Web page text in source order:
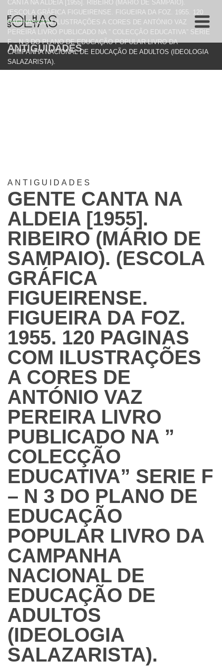
ANTIGUIDADES
CANTA NA ALDEIA [1955]. RIBEIRO (MÁRIO DE SAMPAIO).
(ESCOLA GRÁFICA FIGUEIRENSE. FIGUEIRA DA FOZ. 1955. 120
PAGINAS COM ILUSTRAÇÕES A CORES DE ANTÓNIO VAZ
PEREIRA LIVRO PUBLICADO NA ” COLECÇÃO EDUCATIVA” SERIE
F – N 3 DO PLANO DE EDUCAÇÃO POPULAR LIVRO DA
CAMPANHA NACIONAL DE EDUCAÇÃO DE ADULTOS (IDEOLOGIA
SALAZARISTA).
ANTIGUIDADES
GENTE CANTA NA
ALDEIA [1955].
RIBEIRO (MÁRIO DE
SAMPAIO). (ESCOLA
GRÁFICA
FIGUEIRENSE.
FIGUEIRA DA FOZ.
1955. 120 PAGINAS
COM ILUSTRAÇÕES
A CORES DE
ANTÓNIO VAZ
PEREIRA LIVRO
PUBLICADO NA ”
COLECÇÃO
EDUCATIVA” SERIE F
– N 3 DO PLANO DE
EDUCAÇÃO
POPULAR LIVRO DA
CAMPANHA
NACIONAL DE
EDUCAÇÃO DE
ADULTOS
(IDEOLOGIA
SALAZARISTA).